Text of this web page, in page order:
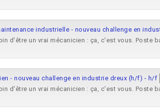
industrielle - nouveau challenge en
d'être un vrai mécanicien : ça, c'est vous. Poste
- nouveau challenge en industrie dreux (h/f) - h/f
d'être un vrai mécanicien : ça, c'est vous. Poste